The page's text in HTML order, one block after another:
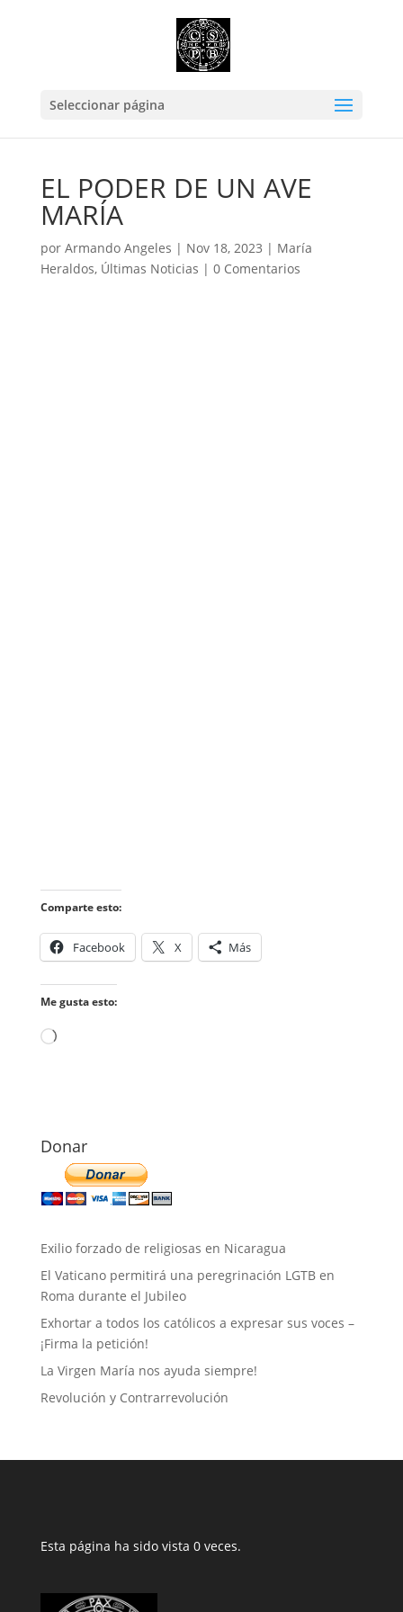
Seleccionar página
EL PODER DE UN AVE
MARÍA
por Armando Angeles | Nov 18, 2023 | María
Heraldos, Últimas Noticias | 0 Comentarios
Comparte esto:
Facebook X Más
Me gusta esto:
Cargando...
Donar
Exilio forzado de religiosas en Nicaragua
El Vaticano permitirá una peregrinación LGTB en
Roma durante el Jubileo
Exhortar a todos los católicos a expresar sus voces –
¡Firma la petición!
La Virgen María nos ayuda siempre!
Revolución y Contrarrevolución
Esta página ha sido vista 0 veces.